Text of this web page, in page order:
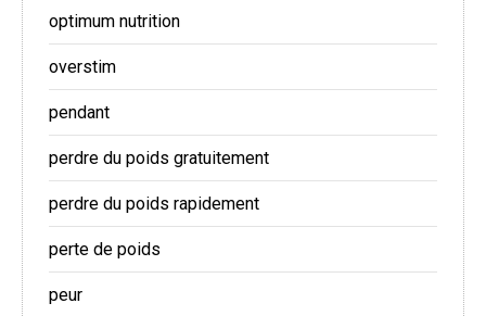
optimum nutrition
overstim
pendant
perdre du poids gratuitement
perdre du poids rapidement
perte de poids
peur